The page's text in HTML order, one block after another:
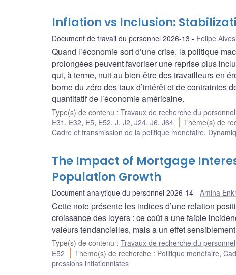
Inflation vs Inclusion:
Document de travail du personnel 2026-13 Felipe Alves
Quand l’économie sort d’une crise, la politique
prolongées peuvent favoriser une reprise plus
qui, à terme, nuit au bien-être des travailleurs en
borne du zéro des taux d’intérêt et de contraintes
quantitatif de l’économie américaine.
Type(s) de contenu : Travaux de recherche du personnel
E31 , E32, E5, E52, J, J2, J24, J6, J64 Thème(s) de
Cadre et transmission de la politique monétaire,
The Impact of Mortgage
Population Growth
Document analytique du personnel 2026-14 Amina
Cette note présente les indices d’une relation
croissance des loyers : ce coût a une faible
valeurs tendancielles, mais a un effet
Type(s) de contenu : Travaux de recherche du personnel
E52
Thème(s) de recherche : Politique monétaire,
pressions inflationnistes